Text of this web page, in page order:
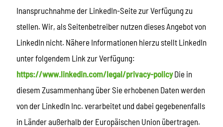
Inanspruchnahme der LinkedIn-Seite zur Verfügung zu
stellen. Wir, als Seitenbetreiber nutzen dieses Angebot von
LinkedIn nicht. Nähere Informationen hierzu stellt LinkedIn
unter folgendem Link zur Verfügung:
https://www.linkedin.com/legal/privacy-policyDie in
diesem Zusammenhang über Sie erhobenen Daten werden
von der LinkedIn Inc. verarbeitet und dabei gegebenenfalls
in Länder außerhalb der Europäischen Union übertragen.